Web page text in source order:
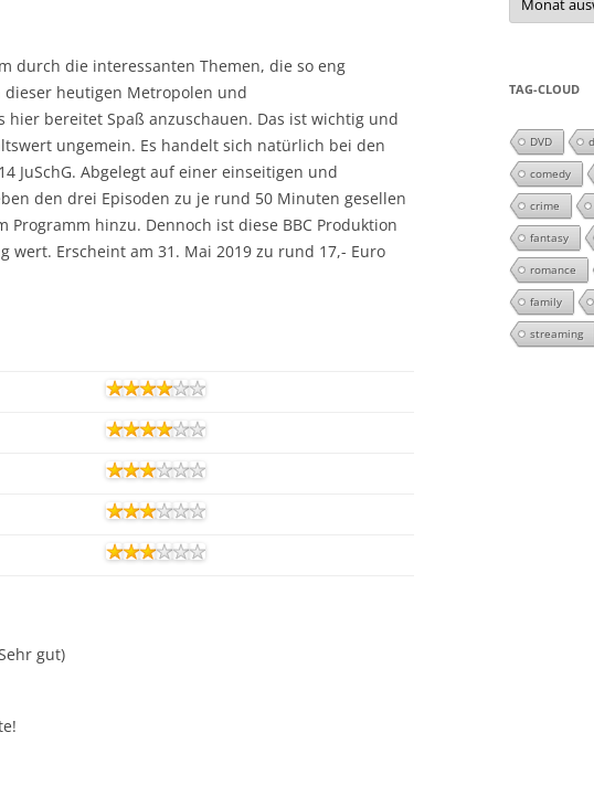
durch die interessanten Themen, die so eng
heutigen Metropolen und
hier bereitet Spaß anzuschauen. Das ist wichtig und
ungemein. Es handelt sich natürlich bei den
JuSchG. Abgelegt auf einer einseitigen und
den drei Episoden zu je rund 50 Minuten gesellen
hinzu. Dennoch ist diese BBC Produktion
wert. Erscheint am 31. Mai 2019 zu rund 17,- Euro
gut)
Archiv
TAG-CLOUD
DVD
comedy
crime
fantasy
romance
family
streaming